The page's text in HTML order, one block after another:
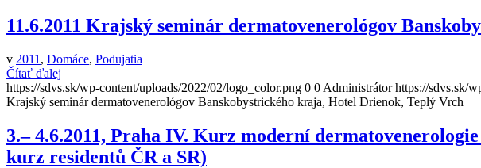
11.6.2011 Krajský seminár dermatovenerológov
v 2011 , Domáce, Podujatia
Čítať ďalej
https://sdvs.sk/wp-content/uploads/2022/02/logo_color.png 0 0 Administrátor https://sdvs.sk/
Krajský seminár dermatovenerológov Banskobystrického kraja, Hotel Drienok, Teplý Vrch
3.– 4.6.2011, Praha IV. Kurz moderní
kurz residentů ČR a SR)